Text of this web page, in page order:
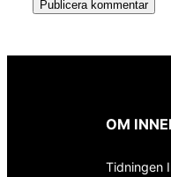
OM
Tidningen